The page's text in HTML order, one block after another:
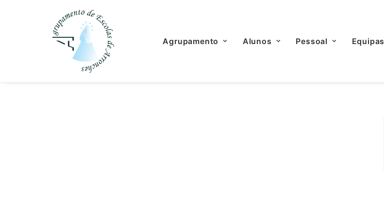
Agrupamento Alunos Pessoal Equipas